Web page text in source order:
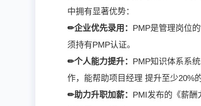
中拥有显著优势：
✏企业优先录用： PMP是管理岗位
须持有PMP认证。
✏个人能力提升： PMP知识体系系
作，能帮助项目经理 提升至少20%
✏助力升职加薪： PMI发布的《薪酬